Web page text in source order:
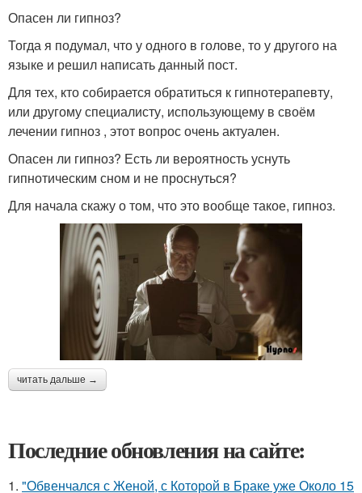
Опасен ли гипноз?
Тогда я подумал, что у одного в голове, то у другого на
языке и решил написать данный пост.
Для тех, кто собирается обратиться к гипнотерапевту,
или другому специалисту, использующему в своём
лечении гипноз , этот вопрос очень актуален.
Опасен ли гипноз? Есть ли вероятность уснуть
гипнотическим сном и не проснуться?
Для начала скажу о том, что это вообще такое, гипноз.
читать дальше →
Последние обновления на сайте:
1. "Обвенчался с Женой, с Которой в Браке уже Около 15